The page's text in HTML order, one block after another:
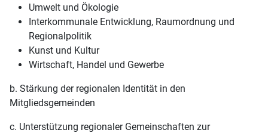
Umwelt und Ökologie
Interkommunale Entwicklung, Raumordnung und
Regionalpolitik
Kunst und Kultur
Wirtschaft, Handel und Gewerbe
b. Stärkung der regionalen Identität in den
Mitgliedsgemeinden
c. Unterstützung regionaler Gemeinschaften zur